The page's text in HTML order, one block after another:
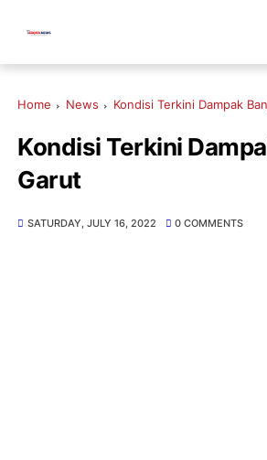
Home News Kondisi Terkini Dampak
Kondisi Terkini
Garut
SATURDAY, JULY 16, 2022 0 COMMENTS